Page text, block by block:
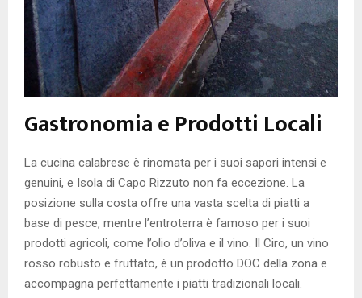
Gastronomia e Prodotti Locali
La cucina calabrese è rinomata per i suoi sapori intensi e
genuini, e Isola di Capo Rizzuto non fa eccezione. La
posizione sulla costa offre una vasta scelta di piatti a
base di pesce, mentre l’entroterra è famoso per i suoi
prodotti agricoli, come l’olio d’oliva e il vino. Il Ciro, un vino
rosso robusto e fruttato, è un prodotto DOC della zona e
accompagna perfettamente i piatti tradizionali locali.